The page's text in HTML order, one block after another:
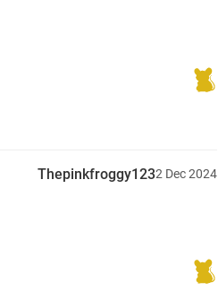
Thepinkfroggy1232 Dec2024